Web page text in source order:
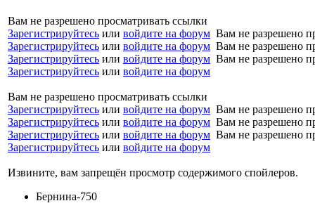
Вам не разрешено просматривать ссылки
Зарегистрируйтесь или войдите на форум Вам не разрешено
Зарегистрируйтесь или войдите на форум Вам не разрешено
Зарегистрируйтесь или войдите на форум Вам не разрешено
Зарегистрируйтесь или войдите на форум
Вам не разрешено просматривать ссылки
Зарегистрируйтесь или войдите на форум Вам не разрешено
Зарегистрируйтесь или войдите на форум Вам не разрешено
Зарегистрируйтесь или войдите на форум Вам не разрешено
Зарегистрируйтесь или войдите на форум
Извините, вам запрещён просмотр содержимого спойлеров.
Бернина-750